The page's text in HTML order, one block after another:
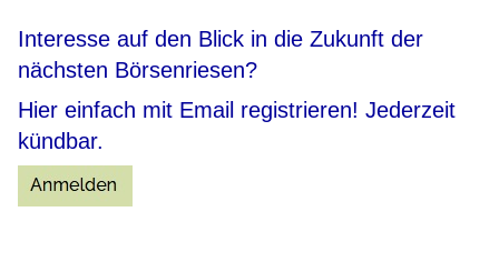
Interesse auf den Blick in die Zukunft der
nächsten Börsenriesen?
Hier einfach mit Email registrieren! Jederzeit
kündbar.